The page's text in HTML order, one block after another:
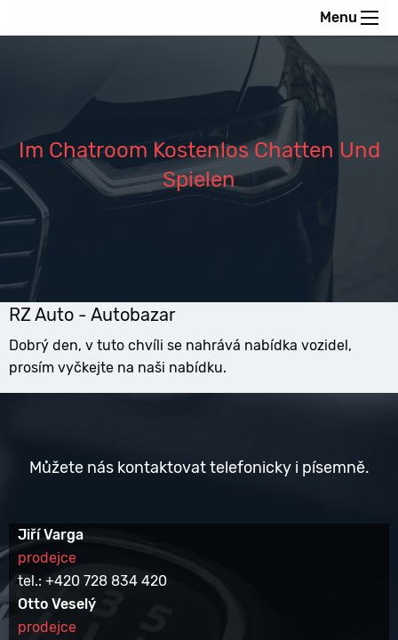
Menu
Im Chatroom Kostenlos Chatten Und
Spielen
RZ Auto - Autobazar
Dobrý den, v tuto chvíli se nahrává nabídka vozidel,
prosím vyčkejte na naši nabídku.
Můžete nás kontaktovat telefonicky i písemně.
Jiří Varga
prodejce
tel.: +420 728 834 420
Otto Veselý
prodejce